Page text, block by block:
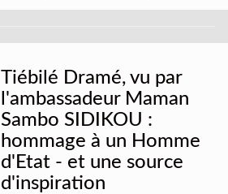
Tiébilé Dramé, vu par
l'ambassadeur Maman
Sambo SIDIKOU :
hommage à un Homme
d'Etat - et une source
d'inspiration